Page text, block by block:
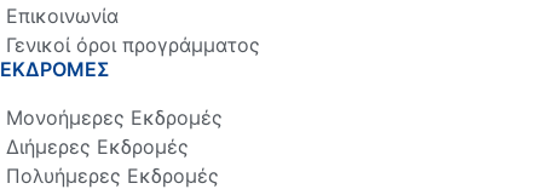
Επικοινωνία
Γενικοί όροι προγράμματος
ΕΚΔΡΟΜΕΣ
Μονοήμερες Εκδρομές
Διήμερες Εκδρομές
Πολυήμερες Εκδρομές